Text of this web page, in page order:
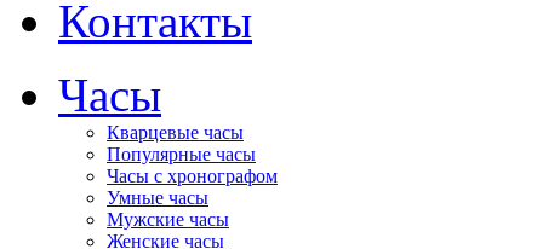
Контакты
Часы
Кварцевые часы
Популярные часы
Часы с хронографом
Умные часы
Мужские часы
Женские часы